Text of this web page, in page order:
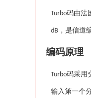
Turbo码由法
dB ，是信道
编码原理
Turbo码采用
输入第一个